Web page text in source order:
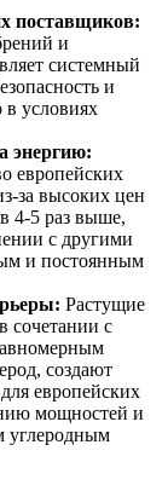
поставщиков:
и
системный
и
в условиях
энергию:
европейских
за высоких цен
4-5 раз выше,
с другими
и постоянным
Растущие
сочетании с
создают
европейских
мощностей и
углеродным